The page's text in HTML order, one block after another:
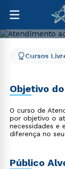
Cursos Livres
Cursos
Objetivo
O curso de
por objetivo o
necessidades e
diferença no
Público